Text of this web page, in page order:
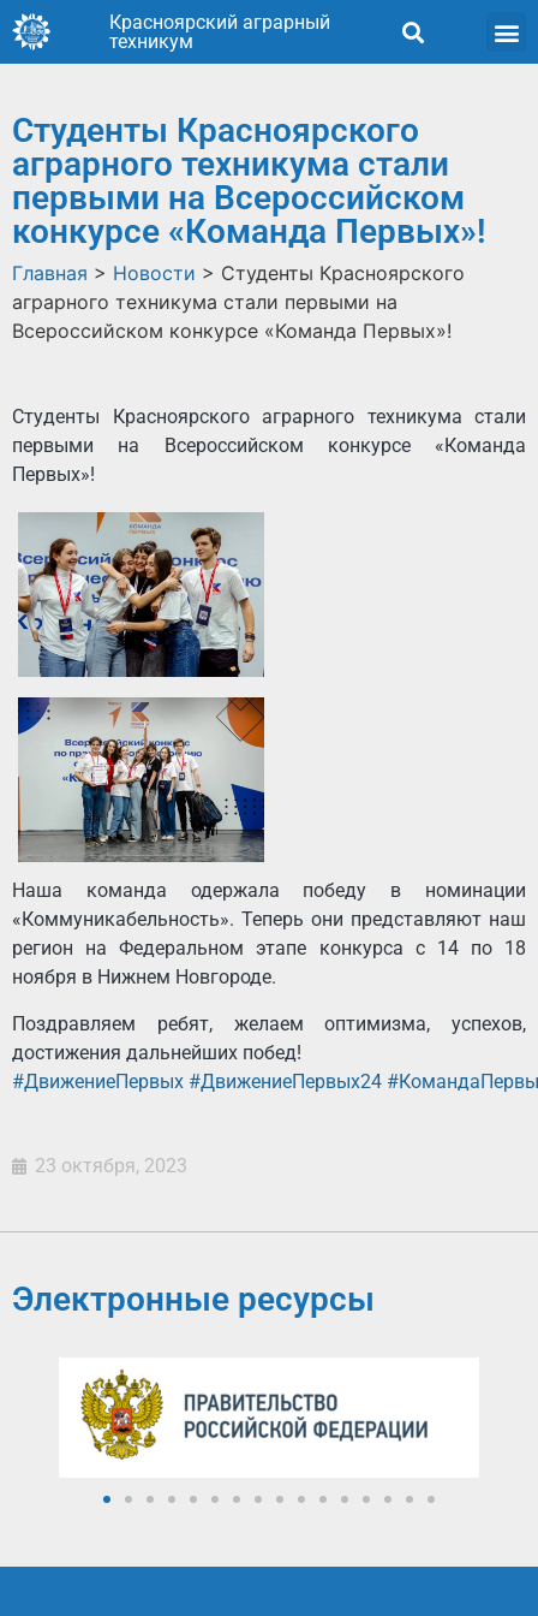
Красноярский аграрный
техникум
Студенты Красноярского
аграрного техникума стали
первыми на Всероссийском
конкурсе «Команда Первых»!
Главная > Новости > Студенты Красноярского
аграрного техникума стали первыми на
Всероссийском конкурсе «Команда Первых»!
Студенты Красноярского аграрного техникума стали
первыми на Всероссийском конкурсе «Команда
Первых»!
Наша команда одержала победу в номинации
«Коммуникабельность». Теперь они представляют наш
регион на Федеральном этапе конкурса с 14 по 18
ноября в Нижнем Новгороде.
Поздравляем ребят, желаем оптимизма, успехов,
достижения дальнейших побед!
#ДвижениеПервых #ДвижениеПервых24
23 октября, 2023
Электронные ресурсы